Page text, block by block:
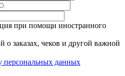
при помощи иностранного
о заказах, чеков и другой важной
персональных данных